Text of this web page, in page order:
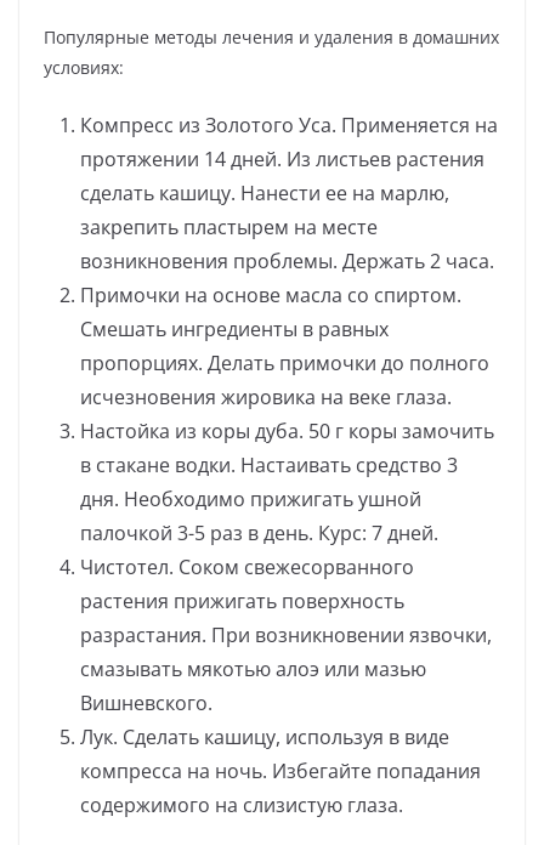
Популярные методы лечения и удаления в домашних
условиях:
Компресс из Золотого Уса. Применяется на
протяжении 14 дней. Из листьев растения
сделать кашицу. Нанести ее на марлю,
закрепить пластырем на месте
возникновения проблемы. Держать 2 часа.
Примочки на основе масла со спиртом.
Смешать ингредиенты в равных
пропорциях. Делать примочки до полного
исчезновения жировика на веке глаза.
Настойка из коры дуба. 50 г коры замочить
в стакане водки. Настаивать средство 3
дня. Необходимо прижигать ушной
палочкой 3-5 раз в день. Курс: 7 дней.
Чистотел. Соком свежесорванного
растения прижигать поверхность
разрастания. При возникновении язвочки,
смазывать мякотью алоэ или мазью
Вишневского.
Лук. Сделать кашицу, используя в виде
компресса на ночь. Избегайте попадания
содержимого на слизистую глаза.